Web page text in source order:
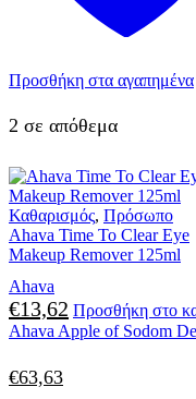
Προσθήκη στα αγαπημένα
2 σε απόθεμα
Καθαρισμός, Πρόσωπο
Ahava Time To Clear Eye
Makeup Remover 125ml
Ahava
€13,62 Προσθήκη στο
Ahava Apple of Sodom
€63,63